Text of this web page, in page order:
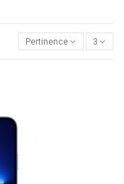
Pertinence 3